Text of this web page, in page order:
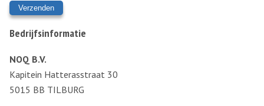
Gelieve dit veld leeg te laten.
Bedrijfsinformatie
NOQ B.V.
Kapitein Hatterasstraat 30
5015 BB TILBURG